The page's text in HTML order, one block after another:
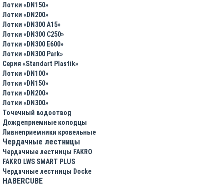
Лотки «DN150»
Лотки «DN200»
Лотки «DN300 A15»
Лотки «DN300 C250»
Лотки «DN300 E600»
Лотки «DN300 Park»
Серия «Standart Plastik»
Лотки «DN100»
Лотки «DN150»
Лотки «DN200»
Лотки «DN300»
Точечный водоотвод
Дождеприемные колодцы
Ливнеприемники кровельные
Чердачные лестницы
Чердачные лестницы FAKRO
FAKRO LWS SMART PLUS
Чердачные лестницы Docke
HABERCUBE